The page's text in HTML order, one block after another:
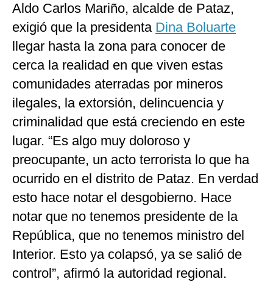
Aldo Carlos Mariño, alcalde de Pataz,
exigió que la presidenta Dina Boluarte
llegar hasta la zona para conocer de
cerca la realidad en que viven estas
comunidades aterradas por mineros
ilegales, la extorsión, delincuencia y
criminalidad que está creciendo en este
lugar. “Es algo muy doloroso y
preocupante, un acto terrorista lo que ha
ocurrido en el distrito de Pataz. En verdad
esto hace notar el desgobierno. Hace
notar que no tenemos presidente de la
República, que no tenemos ministro del
Interior. Esto ya colapsó, ya se salió de
control”, afirmó la autoridad regional.